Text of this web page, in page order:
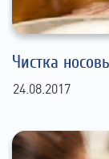
Чистка
24.08.2017